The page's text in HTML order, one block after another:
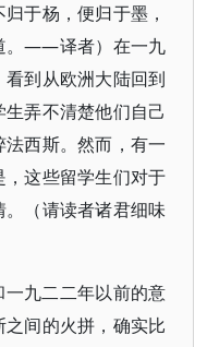
于杨，便归于墨，
。——译者）在一九
到从欧洲大陆回到
弄不清楚他们自己
西斯。然而，有一
这些留学生们对于
（请读者诸君细味
九二二年以前的意
间的火拼，确实比